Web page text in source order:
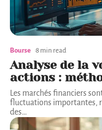
Bourse 8 min read
Analyse de la
actions :
Les marchés financiers
fluctuations importantes,
des…